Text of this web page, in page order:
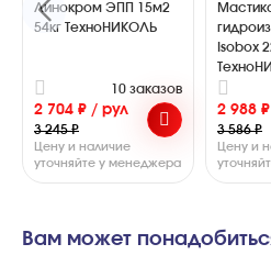
Линокром ЭПП 15м2
54кг ТехноНИКОЛЬ
10 заказов
2 704 ₽ / рул
3 245 ₽
Цену и наличие
уточняйте у менеджера
Isobox
2 988
3 586 ₽
Цену и
Вам может